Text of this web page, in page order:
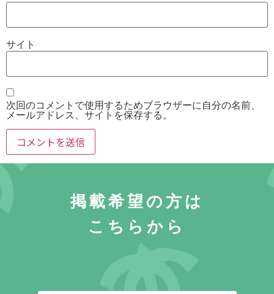
サイト
次回のコメントで使用するためブラウザーに自分の名前、
メールアドレス、サイトを保存する。
掲載希望の方は
こちらから